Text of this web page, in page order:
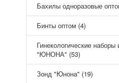
Бахилы одноразовые
Бинты оптом (4)
Гинекологические
"ЮНОНА" (53)
Зонд "Юнона" (19)